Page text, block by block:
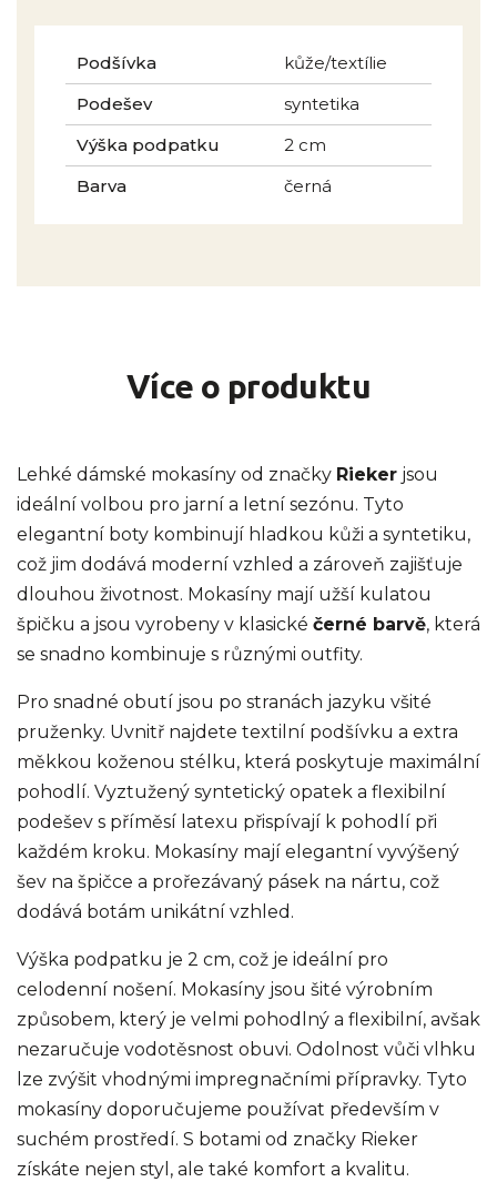
Podšívka
kůže/textílie
Podešev
syntetika
Výška podpatku
2 cm
Barva
černá
Více o produktu
Lehké dámské mokasíny od značky Rieker jsou
ideální volbou pro jarní a letní sezónu. Tyto
elegantní boty kombinují hladkou kůži a syntetiku,
což jim dodává moderní vzhled a zároveň zajišťuje
dlouhou životnost. Mokasíny mají užší kulatou
špičku a jsou vyrobeny v klasické černé barvě, která
se snadno kombinuje s různými outfity.
Pro snadné obutí jsou po stranách jazyku všité
pruženky. Uvnitř najdete textilní podšívku a extra
měkkou koženou stélku, která poskytuje maximální
pohodlí. Vyztužený syntetický opatek a flexibilní
podešev s příměsí latexu přispívají k pohodlí při
každém kroku. Mokasíny mají elegantní vyvýšený
šev na špičce a prořezávaný pásek na nártu, což
dodává botám unikátní vzhled.
Výška podpatku je 2 cm, což je ideální pro
celodenní nošení. Mokasíny jsou šité výrobním
způsobem, který je velmi pohodlný a flexibilní, avšak
nezaručuje vodotěsnost obuvi. Odolnost vůči vlhku
lze zvýšit vhodnými impregnačními přípravky. Tyto
mokasíny doporučujeme používat především v
suchém prostředí. S botami od značky Rieker
získáte nejen styl, ale také komfort a kvalitu.